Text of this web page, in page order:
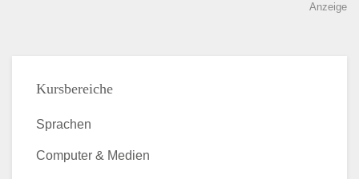
Anzeige
Kursbereiche
Sprachen
Computer & Medien